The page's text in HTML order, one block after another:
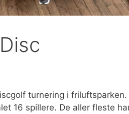
turnering i friluftsparken.
16 spillere. De aller fleste